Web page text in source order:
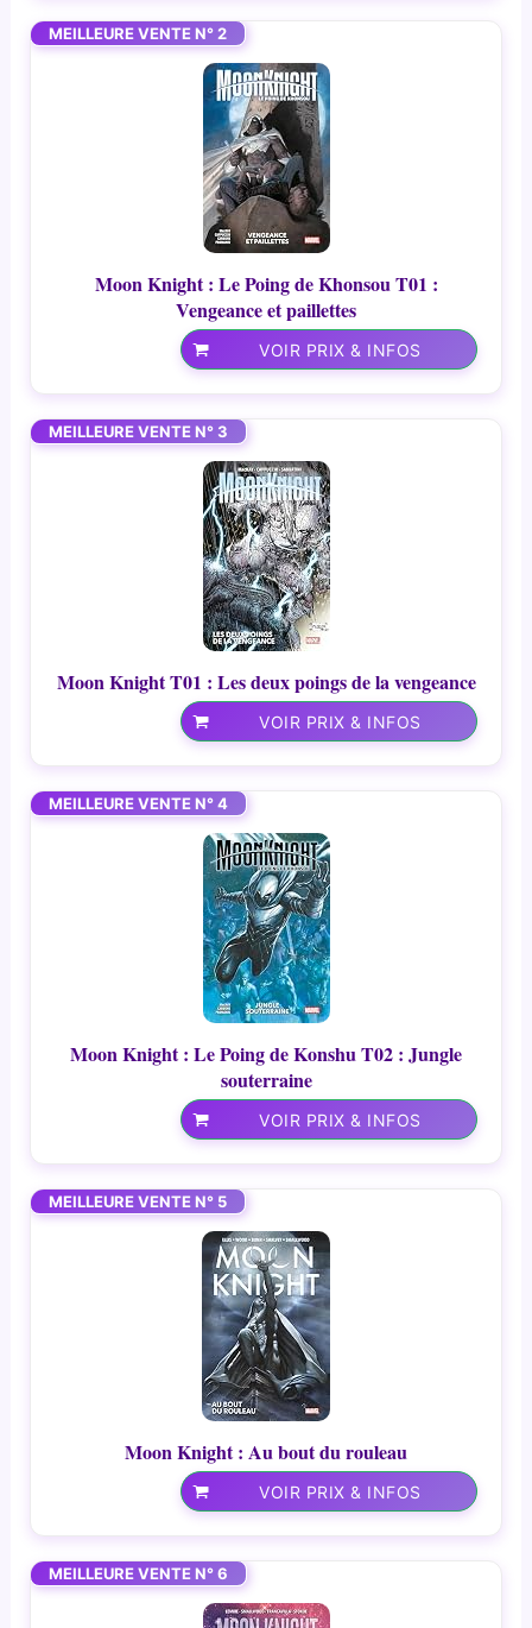
MEILLEURE VENTE N° 2
Moon Knight : Le Poing de Khonsou T01 :
Vengeance et paillettes
VOIR PRIX & INFOS
MEILLEURE VENTE N° 3
Moon Knight T01 : Les deux poings de la vengeance
VOIR PRIX & INFOS
MEILLEURE VENTE N° 4
Moon Knight : Le Poing de Konshu T02 : Jungle
souterraine
VOIR PRIX & INFOS
MEILLEURE VENTE N° 5
Moon Knight : Au bout du rouleau
VOIR PRIX & INFOS
MEILLEURE VENTE N° 6